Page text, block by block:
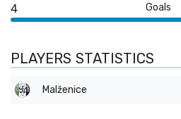
4 Goals
PLAYERS STATISTICS
Malženice